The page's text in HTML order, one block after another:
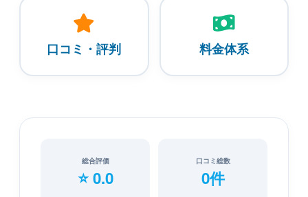
口コミ・評判 料金体系
総合評価
⭐ 0.0
口コミ総数
0件